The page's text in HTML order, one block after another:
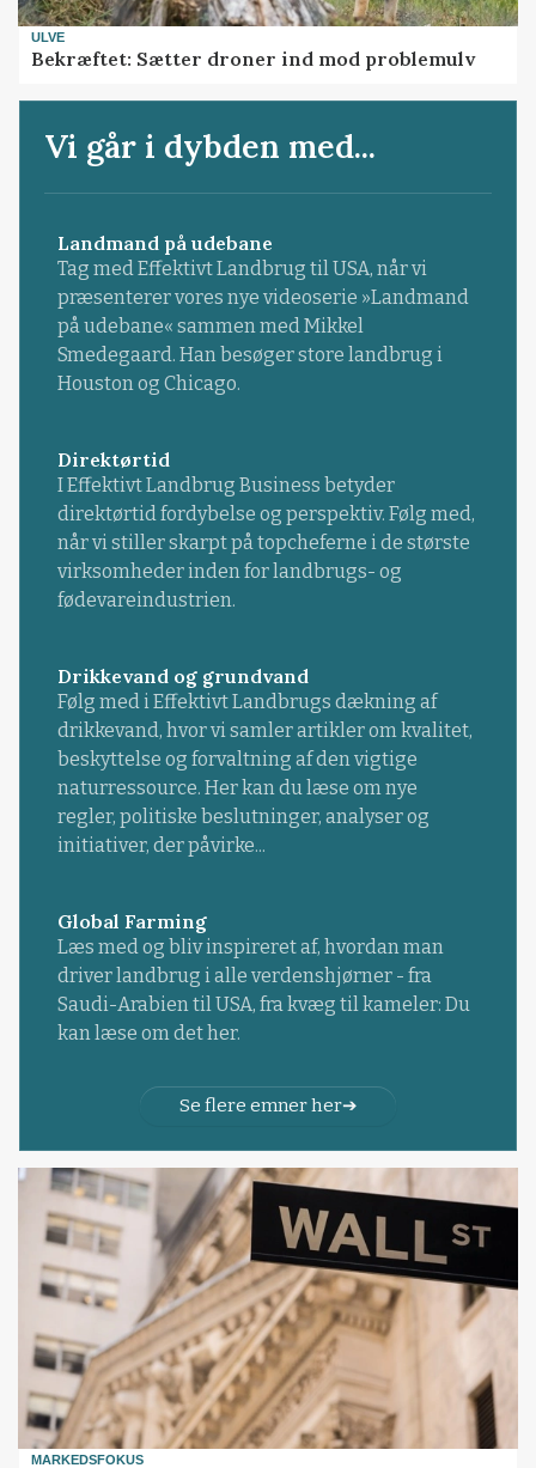
ULVE
Bekræftet: Sætter droner ind mod problemulv
Vi går i dybden med...
Landmand på udebane
Tag med Effektivt Landbrug til USA, når vi
præsenterer vores nye videoserie »Landmand
på udebane« sammen med Mikkel
Smedegaard. Han besøger store landbrug i
Houston og Chicago.
Direktørtid
I Effektivt Landbrug Business betyder
direktørtid fordybelse og perspektiv. Følg med,
når vi stiller skarpt på topcheferne i de største
virksomheder inden for landbrugs- og
fødevareindustrien.
Drikkevand og grundvand
Følg med i Effektivt Landbrugs dækning af
drikkevand, hvor vi samler artikler om kvalitet,
beskyttelse og forvaltning af den vigtige
naturressource. Her kan du læse om nye
regler, politiske beslutninger, analyser og
initiativer, der påvirke...
Global Farming
Læs med og bliv inspireret af, hvordan man
driver landbrug i alle verdenshjørner - fra
Saudi-Arabien til USA, fra kvæg til kameler: Du
kan læse om det her.
Se flere emner her
MARKEDSFOKUS